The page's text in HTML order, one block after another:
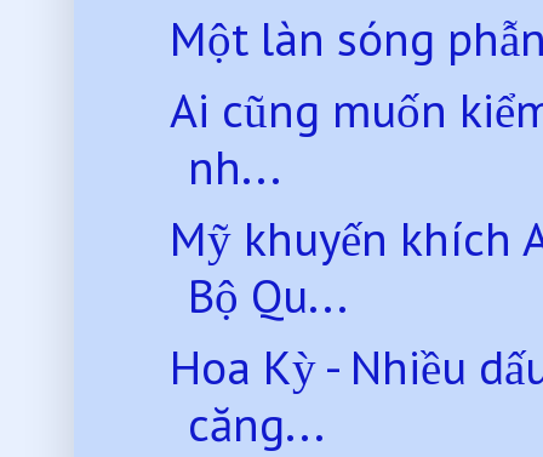
Một làn sóng
Ai cũng muốn
nh...
Mỹ khuyến khích
Bộ Qu...
Hoa Kỳ - Nhiều
căng...